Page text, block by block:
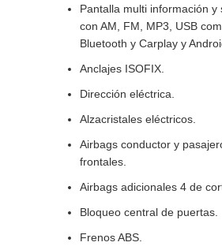
Pantalla multi información y
con AM, FM, MP3, USB
Bluetooth y Carplay y
Anclajes ISOFIX.
Dirección eléctrica.
Alzacristales eléctricos.
Airbags conductor y
frontales.
Airbags adicionales 4 de
Bloqueo central de puertas.
Frenos ABS.